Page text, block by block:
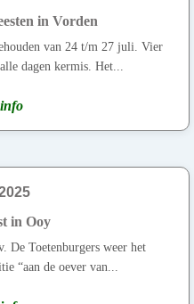
in Vorden
van 24 t/m 27 juli. Vier
dagen kermis. Het...
in Ooy
De Toetenburgers weer het
“aan de oever van...